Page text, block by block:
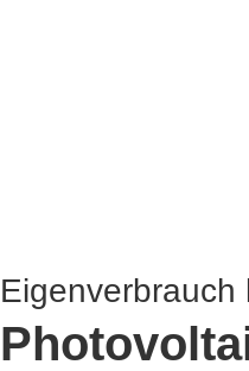
Eigenverbrauch